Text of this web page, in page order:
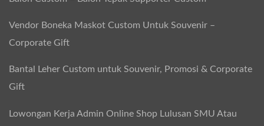
Vendor Boneka Maskot Custom Untuk Souvenir –
Corporate Gift
Bantal Leher Custom untuk Souvenir, Promosi & Corporate
Gift
Lowongan Kerja Admin Online Shop Lulusan SMU Atau